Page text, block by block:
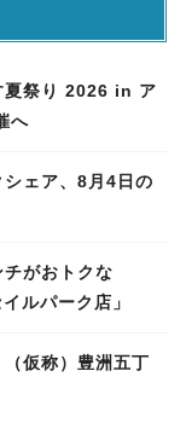
夏祭り 2026 in ア
へ
ェア、8月4日の
がおトクな
ルパーク店」
仮称）豊洲五丁